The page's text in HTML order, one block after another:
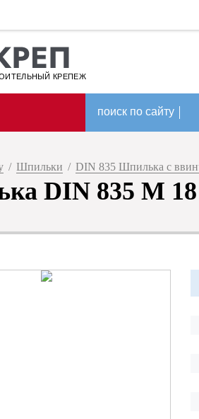
КРЕПЕЖ
поиск по сайту
/ Шпильки / DIN 835 Шпилька с
DIN 835 M